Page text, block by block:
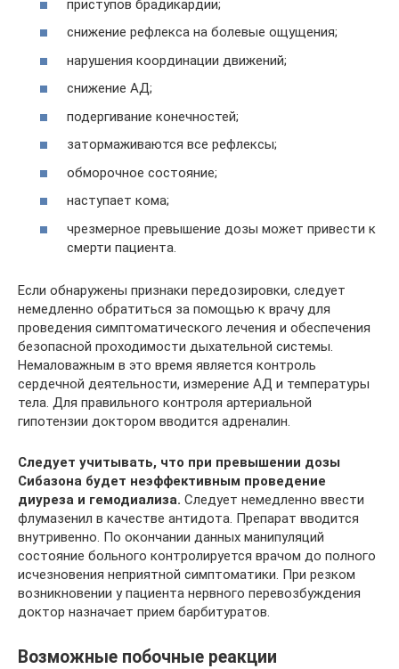
приступов брадикардии;
снижение рефлекса на болевые ощущения;
нарушения координации движений;
снижение АД;
подергивание конечностей;
затормаживаются все рефлексы;
обморочное состояние;
наступает кома;
чрезмерное превышение дозы может привести к
смерти пациента.
Если обнаружены признаки передозировки, следует
немедленно обратиться за помощью к врачу для
проведения симптоматического лечения и обеспечения
безопасной проходимости дыхательной системы.
Немаловажным в это время является контроль
сердечной деятельности, измерение АД и температуры
тела. Для правильного контроля артериальной
гипотензии доктором вводится адреналин.
Следует учитывать, что при превышении дозы
Сибазона будет неэффективным проведение
диуреза и гемодиализа. Следует немедленно ввести
флумазенил в качестве антидота. Препарат вводится
внутривенно. По окончании данных манипуляций
состояние больного контролируется врачом до полного
исчезновения неприятной симптоматики. При резком
возникновении у пациента нервного перевозбуждения
доктор назначает прием барбитуратов.
Возможные побочные реакции